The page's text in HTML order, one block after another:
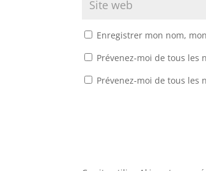
Enregistrer mon nom,
Prévenez-moi de tous les
Prévenez-moi de tous les